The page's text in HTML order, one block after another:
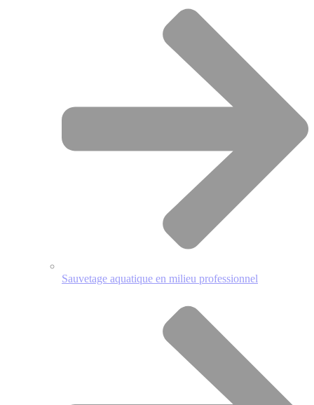
Sauvetage aquatique en milieu professionnel